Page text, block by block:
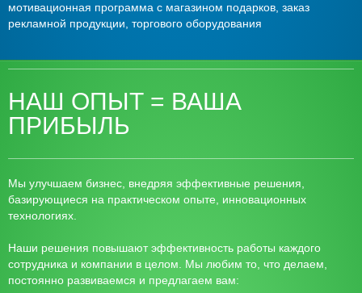
мотивационная программа с магазином подарков, заказ
рекламной продукции, торгового оборудования
НАШ ОПЫТ = ВАША
ПРИБЫЛЬ
Мы улучшаем бизнес, внедряя эффективные решения,
базирующиеся на практическом опыте, инновационных
технологиях.
Наши решения повышают эффективность работы каждого
сотрудника и компании в целом. Мы любим то, что делаем,
постоянно развиваемся и предлагаем вам: